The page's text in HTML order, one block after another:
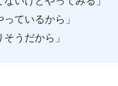
っているから」
そうだから」